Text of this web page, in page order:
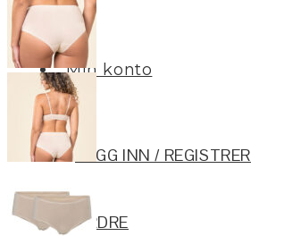
Min konto
LOGG INN / REGISTRER
ORDRE